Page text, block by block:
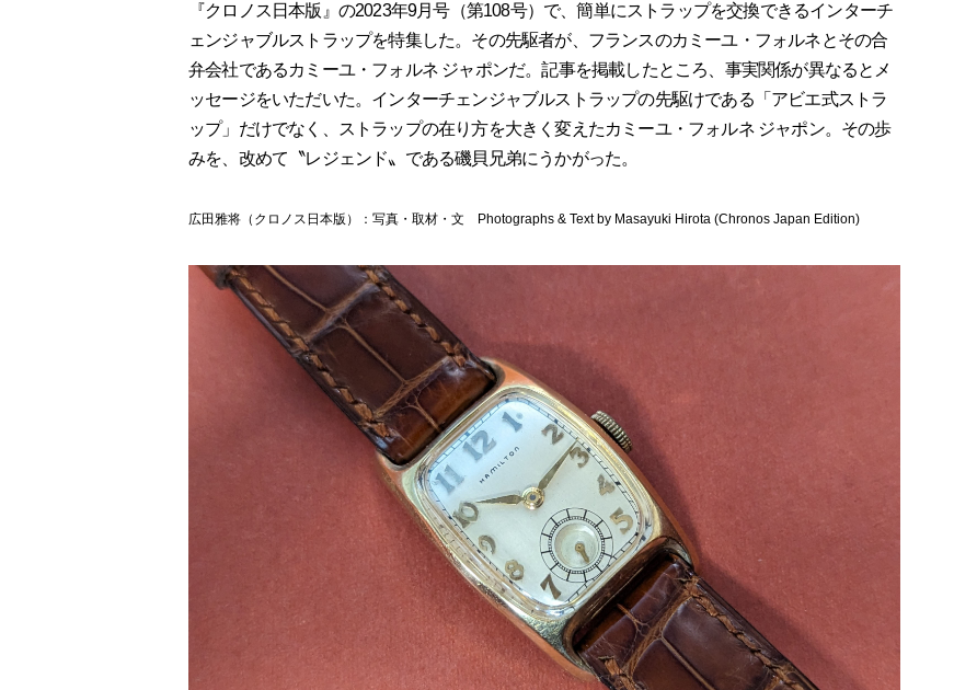
『クロノス日本版』の2023年9月号（第108号）で、簡単にストラップを交換できるインターチ
ェンジャブルストラップを特集した。その先駆者が、フランスのカミーユ・フォルネとその合
弁会社であるカミーユ・フォルネ ジャポンだ。記事を掲載したところ、事実関係が異なるとメ
ッセージをいただいた。インターチェンジャブルストラップの先駆けである「アビエ式ストラ
ップ」だけでなく、ストラップの在り方を大きく変えたカミーユ・フォルネ ジャポン。その歩
みを、改めて〝レジェンド〟である磯貝兄弟にうかがった。
広田雅将（クロノス日本版）：写真・取材・文 Photographs & Text by Masayuki Hirota (Chronos Japan Edition)